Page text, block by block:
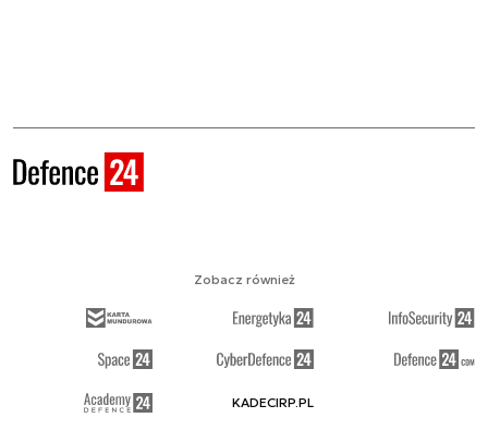
Zobacz również
KADECIRP.PL